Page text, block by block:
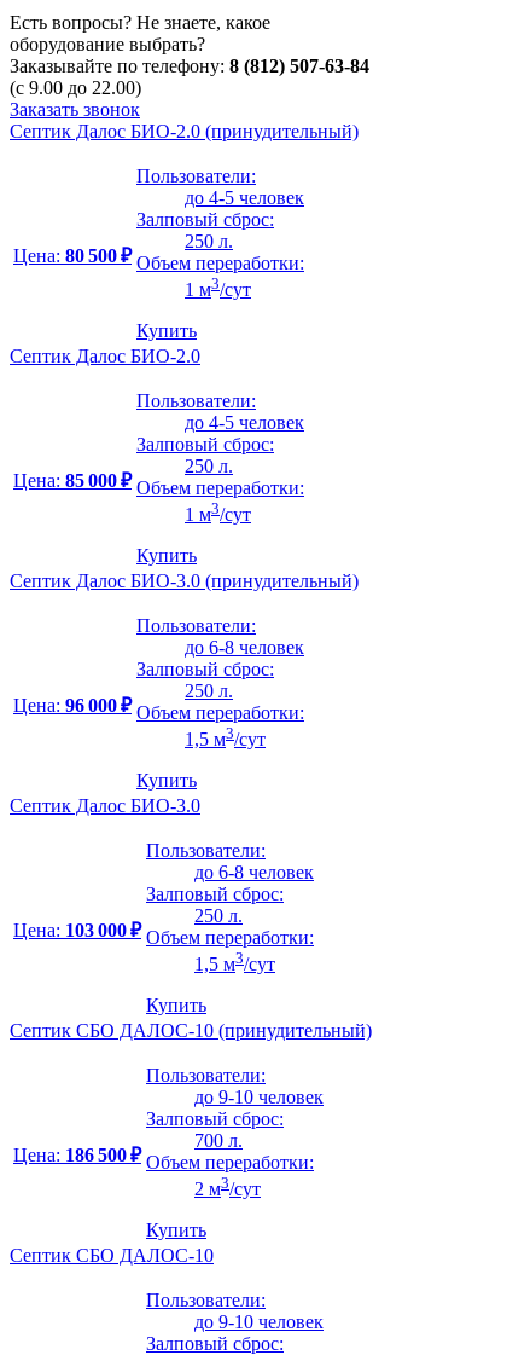
Есть вопросы? Не знаете, какое
оборудование выбрать?
Заказывайте по телефону: 8 (812) 507-63-84
(с 9.00 до 22.00)
Заказать звонок
Септик Далос БИО-2.0 (принудительный)
Цена: 80 500 ₽
Пользователи:
до 4-5 человек
Залповый сброс:
250 л.
Объем переработки:
1 м3/сут
Купить
Септик Далос БИО-2.0
Цена: 85 000 ₽
Пользователи:
до 4-5 человек
Залповый сброс:
250 л.
Объем переработки:
1 м3/сут
Купить
Септик Далос БИО-3.0 (принудительный)
Цена: 96 000 ₽
Пользователи:
до 6-8 человек
Залповый сброс:
250 л.
Объем переработки:
1,5 м3/сут
Купить
Септик Далос БИО-3.0
Цена: 103 000 ₽
Пользователи:
до 6-8 человек
Залповый сброс:
250 л.
Объем переработки:
1,5 м3/сут
Купить
Септик СБО ДАЛОС-10 (принудительный)
Цена: 186 500 ₽
Пользователи:
до 9-10 человек
Залповый сброс:
700 л.
Объем переработки:
2 м3/сут
Купить
Септик СБО ДАЛОС-10
Пользователи:
до 9-10 человек
Залповый сброс: